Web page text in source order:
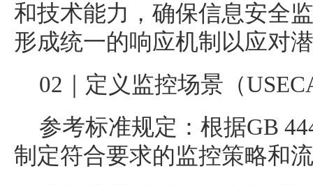
和技术能力，确保信息安全
形成统一的响应机制以应对
02｜定义监控场景（
参考标准规定：根据GB
制定符合要求的监控策略和